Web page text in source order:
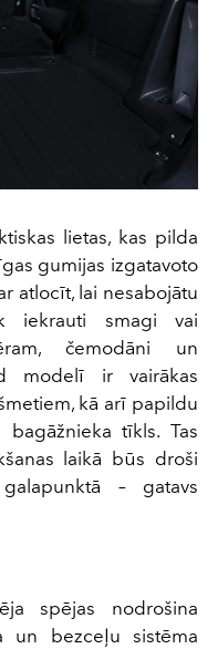
lietas, kas pilda
gumijas izgatavoto
atlocīt, lai nesabojātu
iekrauti smagi vai
čemodāni un
modelī ir vairākas
kā arī papildu
tīkls. Tas
laikā būs droši
– gatavs
spējas nodrošina
un bezceļu sistēma